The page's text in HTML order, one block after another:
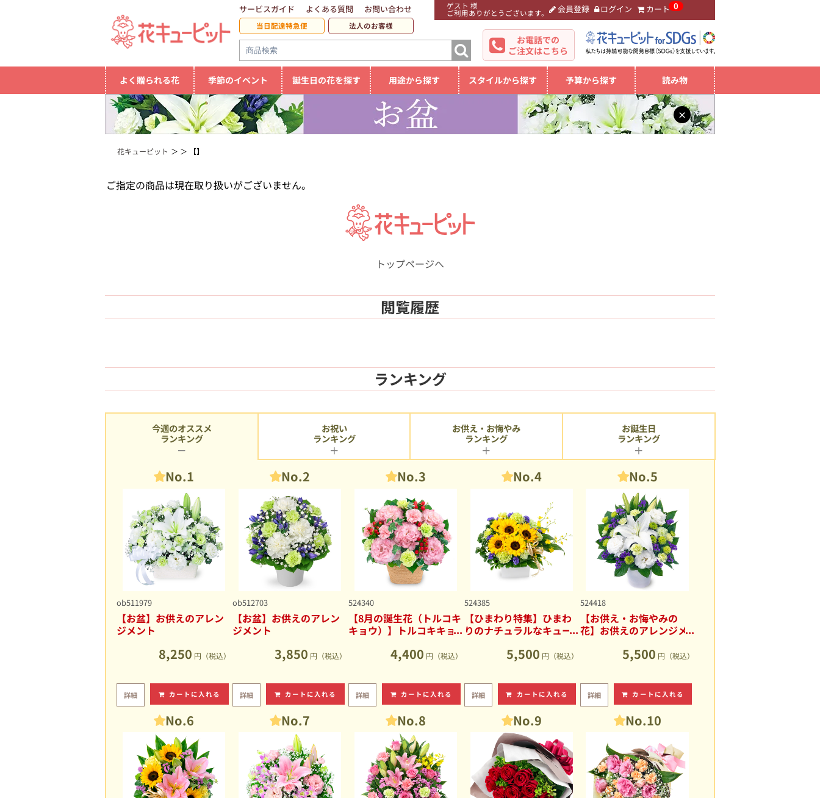
ゲスト 様
ご利用ありがとうございます。 会員登録 ログイン カート 0
サービスガイド よくある質問 お問い合わせ
当日配達特急便 法人のお客様
お電話での
ご注文はこちら
よく贈られる花 季節のイベント 誕生日の花を探す 用途から探す スタイルから探す 予算から探す 読み物
×
花キューピット 【】
ご指定の商品は現在取り扱いがございません。
トップページへ
閲覧履歴
ランキング
今週のオススメ
ランキング
No.1
ob511979
【お盆】お供えのアレン
ジメント
8,250 円（税込）
詳細 カートに入れる
No.2
ob512703
【お盆】お供えのアレン
ジメント
3,850 円（税込）
詳細 カートに入れる
No.3
524340
【8月の誕生花（トルコキ
キョウ）】トルコキキョ
4,400 円（税込）
詳細 カートに入れる
No.4
524385
【ひまわり特集】ひまわ
りのナチュラルなキュー
5,500 円（税込）
詳細 カートに入れる
No.5
524418
【お供え・お悔やみの
花】お供えのアレンジメ
5,500 円（税込）
詳細 カートに入れる
No.6 No.7 No.8 No.9 No.10
お祝い
ランキング
お供え・お悔やみ
ランキング
お誕生日
ランキング